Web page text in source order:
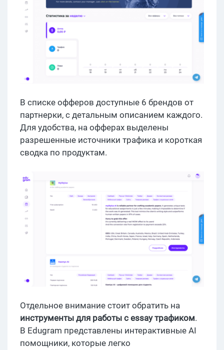
В списке офферов доступные 6 брендов от
партнерки, с детальным описанием каждого.
Для удобства, на офферах выделены
разрешенные источники трафика и короткая
сводка по продуктам.
Отдельное внимание стоит обратить на
инструменты для работы с essay трафиком.
В Edugram представлены интерактивные AI
помощники, которые легко